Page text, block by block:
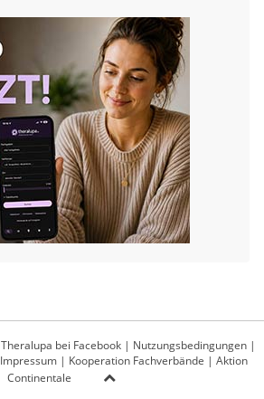
Theralupa bei Facebook | Nutzungsbedingungen |
Impressum| Kooperation Fachverbände | Aktion
Continentale